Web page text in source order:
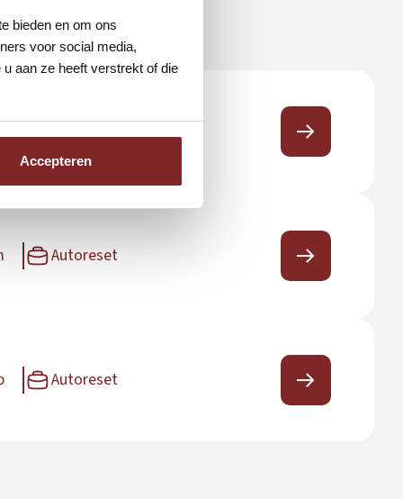
bieden en om ons
voor social media,
aan ze heeft verstrekt of die
Accepteren
Autoreset
Autoreset
Autoreset